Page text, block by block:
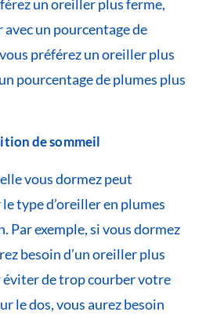
un oreiller plus ferme,
un pourcentage de
préférez un oreiller plus
pourcentage de plumes plus
de sommeil
vous dormez peut
type d’oreiller en plumes
Par exemple, si vous dormez
besoin d’un oreiller plus
de trop courber votre
le dos, vous aurez besoin